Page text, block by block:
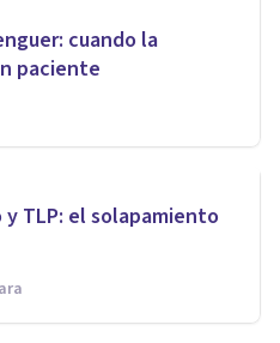
cuando la
paciente
y TLP: el solapamiento